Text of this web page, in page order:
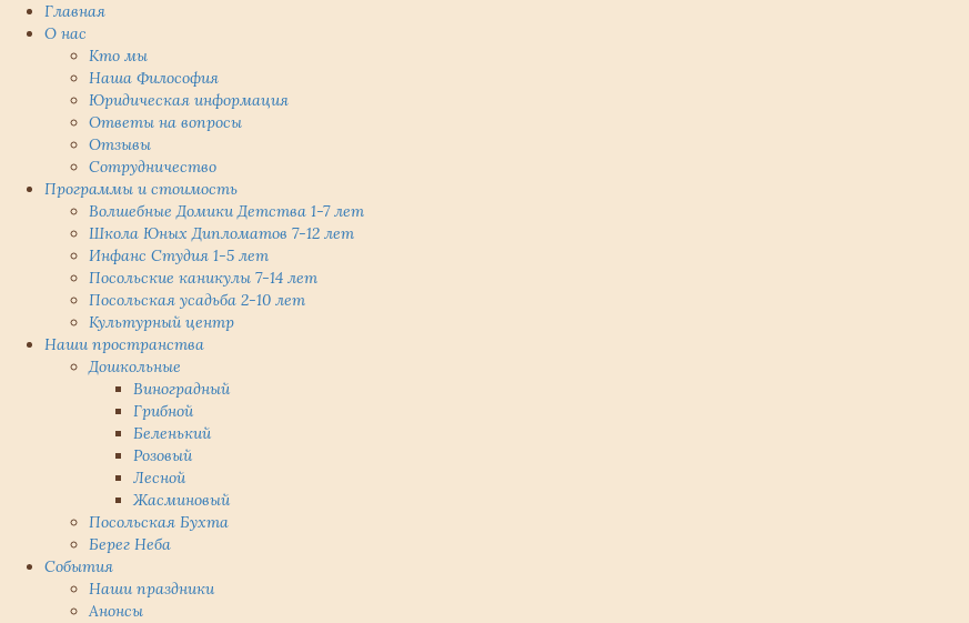
Главная
О нас
Кто мы
Наша Философия
Юридическая информация
Ответы на вопросы
Отзывы
Сотрудничество
Программы и стоимость
Волшебные Домики Детства 1-7 лет
Школа Юных Дипломатов 7-12 лет
Инфанс Студия 1-5 лет
Посольские каникулы 7-14 лет
Посольская усадьба 2-10 лет
Культурный центр
Наши пространства
Дошкольные
Виноградный
Грибной
Беленький
Розовый
Лесной
Жасминовый
Посольская Бухта
Берег Неба
События
Наши праздники
Анонсы